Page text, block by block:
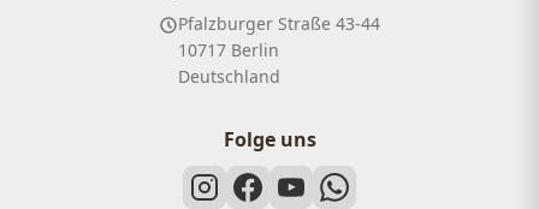
Pfalzburger Straße 43-44
10717 Berlin
Deutschland
Folge uns